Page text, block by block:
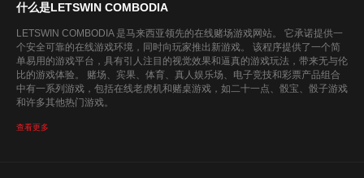
什么是LETSWIN COMBODIA
LETSWIN COMBODIA 是马来西亚领先的在线赌场游戏网站。 它承诺提供一
个安全可靠的在线游戏环境，同时向玩家推出新游戏。 该程序提供了一个简
单易用的游戏平台，具有引人注目的视觉效果和逼真的游戏玩法，带来无与伦
比的游戏体验。 赌场、宾果、体育、真人娱乐场、电子竞技和彩票产品组合
中有一系列游戏，包括在线老虎机和赌桌游戏，如二十一点、骰宝、骰子游戏
和许多其他热门游戏。
查看更多